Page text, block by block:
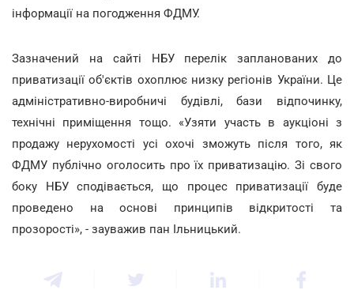
інформації на погодження ФДМУ.
Зазначений на сайті НБУ перелік запланованих до
приватизації об'єктів охоплює низку регіонів України. Це
адміністративно-виробничі будівлі, бази відпочинку,
технічні приміщення тощо. «Узяти участь в аукціоні з
продажу нерухомості усі охочі зможуть після того, як
ФДМУ публічно оголосить про їх приватизацію. Зі свого
боку НБУ сподівається, що процес приватизації буде
проведено на основі принципів відкритості та
прозорості», - зауважив пан Ільницький.